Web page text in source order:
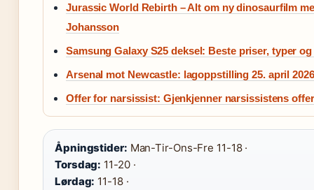
Jurassic World Rebirth – Alt om ny dinosaurfilm
Johansson
Samsung Galaxy S25 deksel: Beste priser, typer
Arsenal mot Newcastle: lagoppstilling 25. april 2026
Offer for narsissist: Gjenkjenner narsissistens
Åpningstider: Man-Tir-Ons-Fre 11-18 ·
Torsdag: 11-20 ·
Lørdag: 11-18 ·